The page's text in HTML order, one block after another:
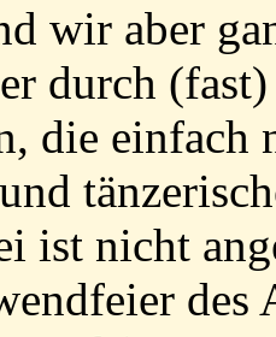
wir aber
durch
die einfach
ist nicht